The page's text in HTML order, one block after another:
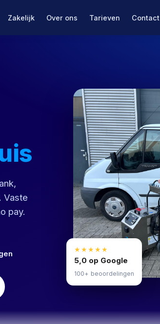
Zakelijk Over ons Tarieven Contact
Vaste
pay.
★★★★★
5,0 op Google
100+ beoordelingen